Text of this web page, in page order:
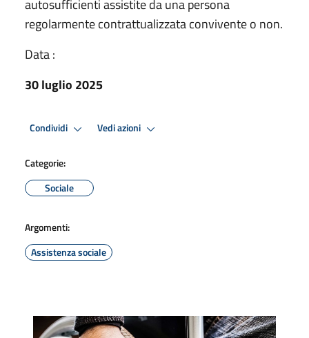
autosufficienti assistite da una persona
regolarmente contrattualizzata convivente o non.
Data :
30 luglio 2025
Condividi Vedi azioni
Categorie:
Sociale
Argomenti:
Assistenza sociale